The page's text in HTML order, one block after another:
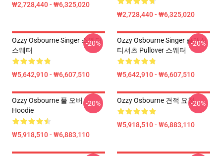
₩2,728,440 - ₩6,325,020
₩2,728,440 - ₩6,325,020
Ozzy Osbourne Singer 스웨터
스웨터
₩5,642,910 - ₩6,607,510
-20%
Ozzy Osbourne Singer 클래식
티셔츠 Pullover 스웨터
₩5,642,910 - ₩6,607,510
-20%
Ozzy Osbourne 풀 오버
Hoodie
₩5,918,510 - ₩6,883,110
-20% Ozzy Osbourne 견적 요청
₩5,918,510 - ₩6,883,110
-20%